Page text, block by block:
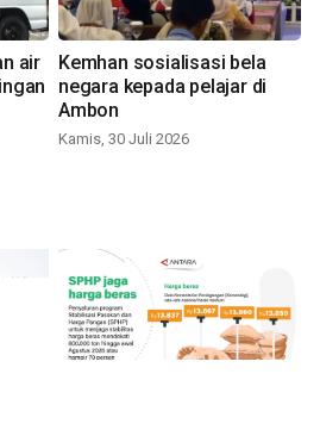
air
Kemhan sosialisasi bela
negara kepada pelajar di
Ambon
Kamis, 30 Juli 2026